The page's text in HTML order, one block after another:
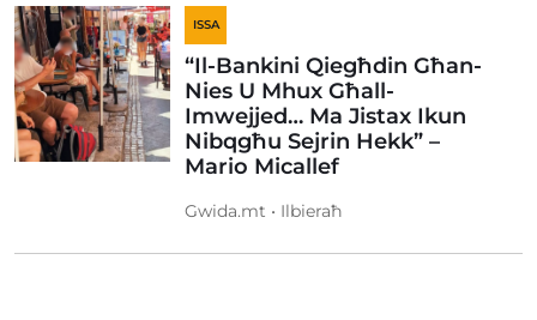
ISSA
“Il-Bankini Qiegħdin Għan-
Nies U Mhux Għall-
Imwejjed… Ma Jistax Ikun
Nibqgħu Sejrin Hekk” –
Mario Micallef
Gwida.mt • Ilbieraħ